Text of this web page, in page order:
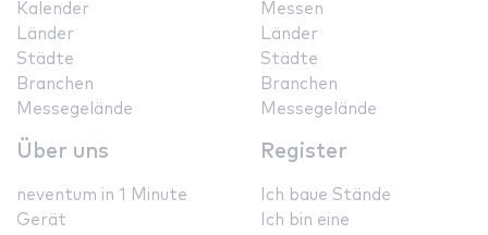
Kalender
Länder
Städte
Branchen
Messegelände
Messen
Länder
Städte
Branchen
Messegelände
Über uns
neventum in 1 Minute
Gerät
Register
Ich baue Stände
Ich bin eine